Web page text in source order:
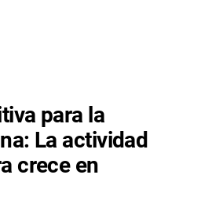
para la
La actividad
crece en